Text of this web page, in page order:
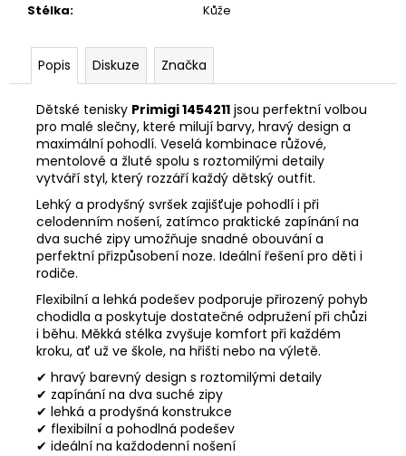
Stélka: Kůže
Popis Diskuze Značka
Dětské tenisky Primigi 1454211 jsou perfektní volbou
pro malé slečny, které milují barvy, hravý design a
maximální pohodlí. Veselá kombinace růžové,
mentolové a žluté spolu s roztomilými detaily
vytváří styl, který rozzáří každý dětský outfit.
Lehký a prodyšný svršek zajišťuje pohodlí i při
celodenním nošení, zatímco praktické zapínání na
dva suché zipy umožňuje snadné obouvání a
perfektní přizpůsobení noze. Ideální řešení pro děti i
rodiče.
Flexibilní a lehká podešev podporuje přirozený pohyb
chodidla a poskytuje dostatečné odpružení při chůzi
i běhu. Měkká stélka zvyšuje komfort při každém
kroku, ať už ve škole, na hřišti nebo na výletě.
✔ hravý barevný design s roztomilými detaily
✔ zapínání na dva suché zipy
✔ lehká a prodyšná konstrukce
✔ flexibilní a pohodlná podešev
✔ ideální na každodenní nošení
498